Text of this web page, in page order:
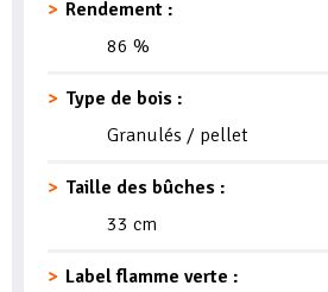
Rendement :
86 %
Type de bois :
Granulés / pellet
Taille des bûches :
33 cm
Label flamme verte :